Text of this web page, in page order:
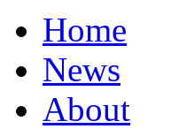
Home
News
About